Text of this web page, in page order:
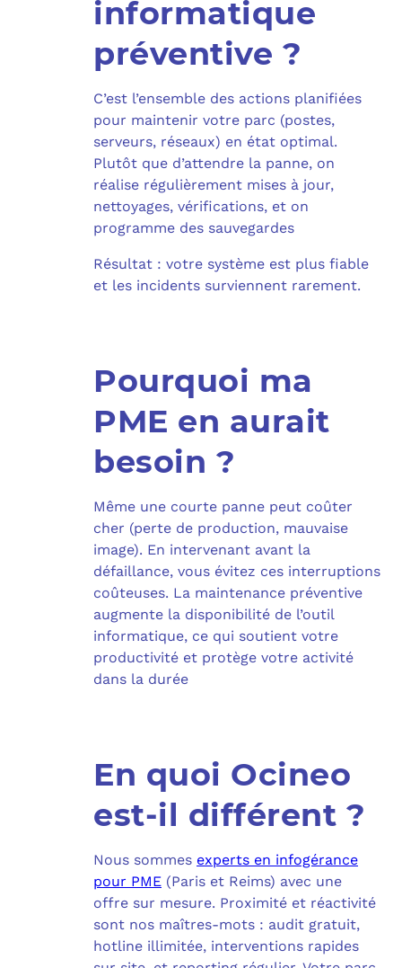
informatique
préventive ?
C’est l’ensemble des actions planifiées
pour maintenir votre parc (postes,
serveurs, réseaux) en état optimal.
Plutôt que d’attendre la panne, on
réalise régulièrement mises à jour,
nettoyages, vérifications, et on
programme des sauvegardes
Résultat : votre système est plus fiable
et les incidents surviennent rarement.
Pourquoi ma
PME en aurait
besoin ?
Même une courte panne peut coûter
cher (perte de production, mauvaise
image). En intervenant avant la
défaillance, vous évitez ces interruptions
coûteuses. La maintenance préventive
augmente la disponibilité de l’outil
informatique, ce qui soutient votre
productivité et protège votre activité
dans la durée
En quoi Ocineo
est-il différent ?
Nous sommes experts en infogérance
pour PME (Paris et Reims) avec une
offre sur mesure. Proximité et réactivité
sont nos maîtres-mots : audit gratuit,
hotline illimitée, interventions rapides